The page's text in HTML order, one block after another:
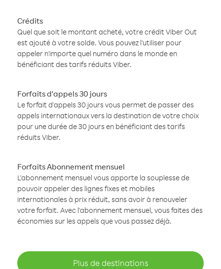
Crédits
Quel que soit le montant acheté, votre crédit Viber Out
est ajouté à votre solde. Vous pouvez l'utiliser pour
appeler n'importe quel numéro dans le monde en
bénéficiant des tarifs réduits Viber.
Forfaits d'appels 30 jours
Le forfait d'appels 30 jours vous permet de passer des
appels internationaux vers la destination de votre choix
pour une durée de 30 jours en bénéficiant des tarifs
réduits Viber.
Forfaits Abonnement mensuel
L'abonnement mensuel vous apporte la souplesse de
pouvoir appeler des lignes fixes et mobiles
internationales à prix réduit, sans avoir à renouveler
votre forfait. Avec l'abonnement mensuel, vous faites des
économies sur les appels que vous passez déjà.
Plus de destinations